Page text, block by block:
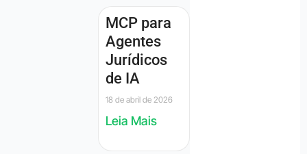
MCP para
Agentes
Jurídicos
de IA
18 de abril de 2026
Leia Mais